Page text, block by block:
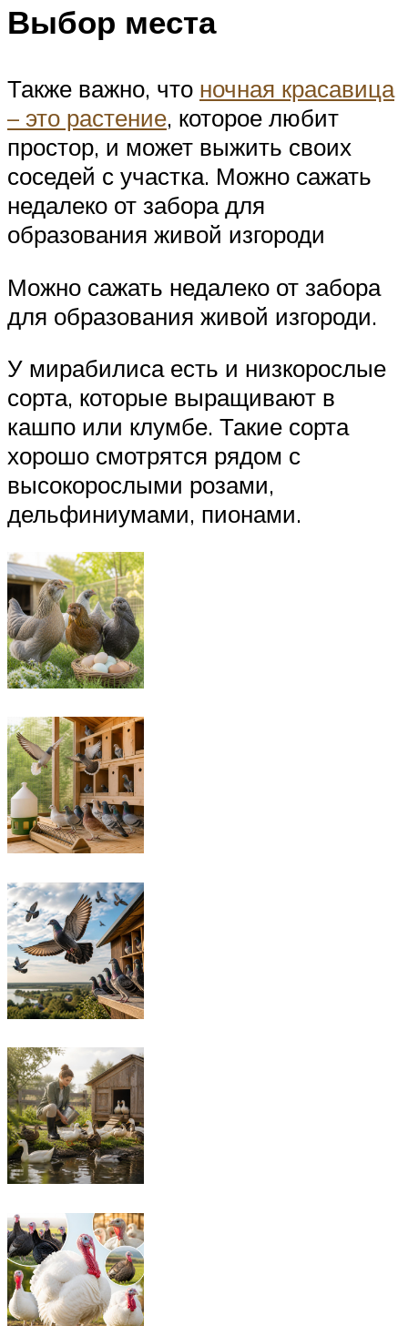
Выбор места
Также важно, что ночная красавица
– это растение, которое любит
простор, и может выжить своих
соседей с участка. Можно сажать
недалеко от забора для
образования живой изгороди
Можно сажать недалеко от забора
для образования живой изгороди.
У мирабилиса есть и низкорослые
сорта, которые выращивают в
кашпо или клумбе. Такие сорта
хорошо смотрятся рядом с
высокорослыми розами,
дельфиниумами, пионами.